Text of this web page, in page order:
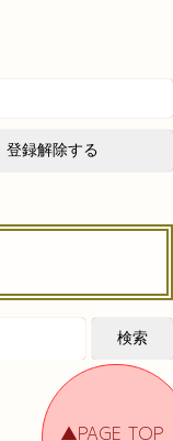
▲PAGE TOP